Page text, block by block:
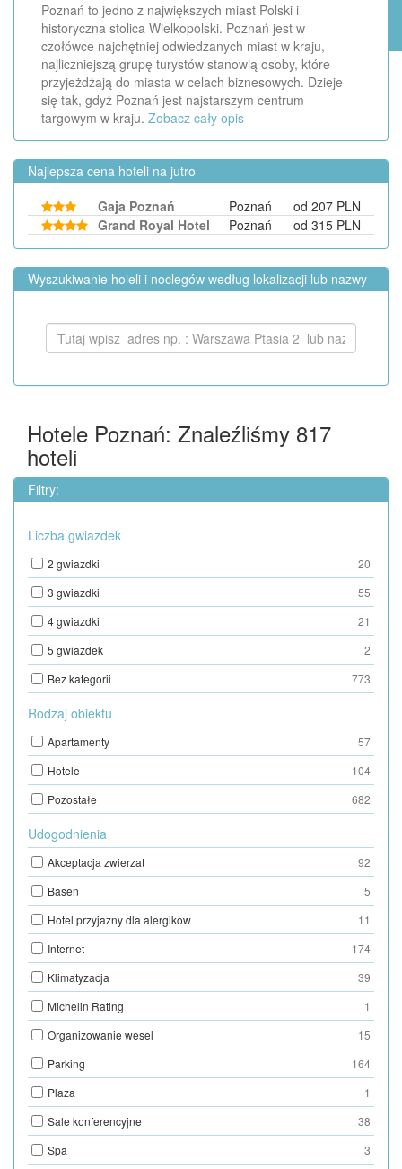
Poznań to jedno z największych miast Polski i
historyczna stolica Wielkopolski. Poznań jest w
czołówce najchętniej odwiedzanych miast w kraju,
najliczniejszą grupę turystów stanowią osoby, które
przyjeżdżają do miasta w celach biznesowych. Dzieje
się tak, gdyż Poznań jest najstarszym centrum
targowym w kraju. Zobacz cały opis
Najlepsza cena hoteli na jutro
Gaja Poznań
Poznań
od 207 PLN
Grand Royal Hotel
Poznań od 315 PLN
Wyszukiwanie holeli i noclegów według lokalizacji lub nazwy
Hotele Poznań: Znaleźliśmy 817
hoteli
Filtry:
Liczba gwiazdek
2 gwiazdki
20
3 gwiazdki
55
4 gwiazdki
21
5 gwiazdek
2
Bez kategorii
773
Rodzaj obiektu
Apartamenty
57
Hotele
104
Pozostałe
682
Udogodnienia
Akceptacja zwierzat
92
Basen
5
Hotel przyjazny dla alergikow
11
Internet
174
Klimatyzacja
39
Michelin Rating
1
Organizowanie wesel
15
Parking
164
Plaza
1
Sale konferencyjne
38
Spa
3